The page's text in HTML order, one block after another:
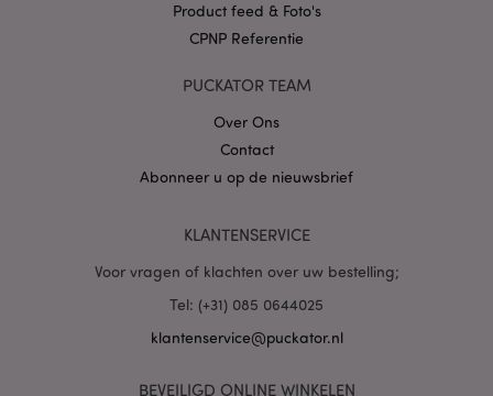
Product feed & Foto's
CPNP Referentie
PUCKATOR TEAM
Over Ons
Contact
Abonneer u op de nieuwsbrief
KLANTENSERVICE
Voor vragen of klachten over uw bestelling;
Tel: (+31) 085 0644025
klantenservice@puckator.nl
BEVEILIGD ONLINE WINKELEN
X-Magento-Vary
PHPSESSID
PHP.net
.www.puckator.nl